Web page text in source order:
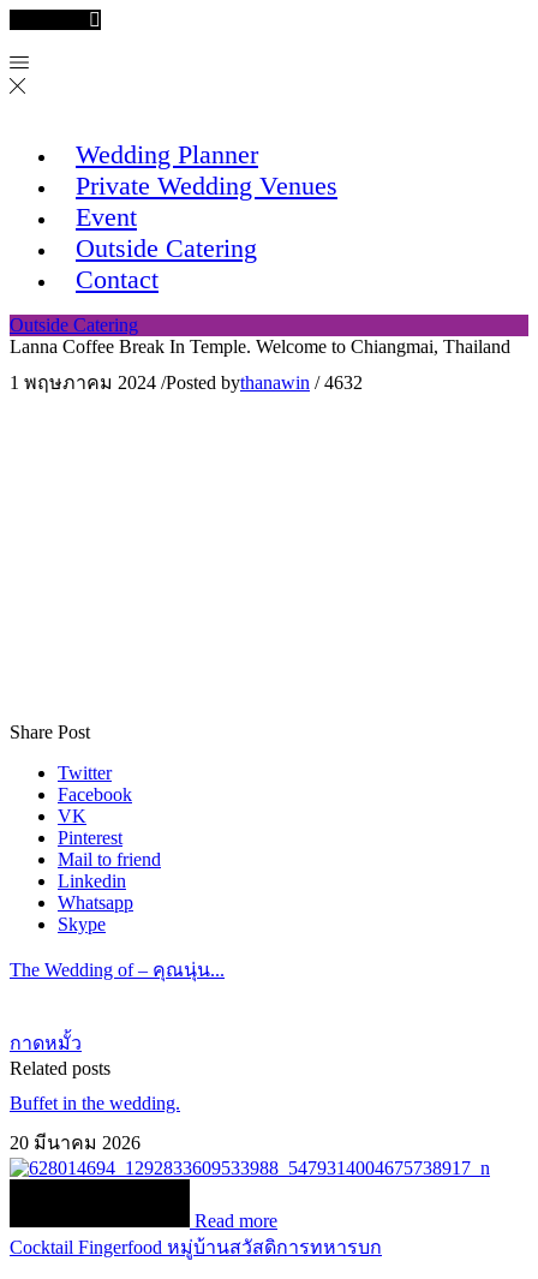
Wedding Planner
Private Wedding Venues
Event
Outside Catering
Contact
Outside Catering
Lanna Coffee Break In Temple. Welcome to Chiangmai, Thailand
1 พฤษภาคม 2024 /Posted bythanawin / 4632
Share Post
Twitter
Facebook
VK
Pinterest
Mail to friend
Linkedin
Whatsapp
Skype
The Wedding of – คุณนุ่น...
กาดหมั้ว
Related posts
Buffet in the wedding.
20 มีนาคม 2026
Read more
Cocktail Fingerfood หมู่บ้านสวัสดิการทหารบก